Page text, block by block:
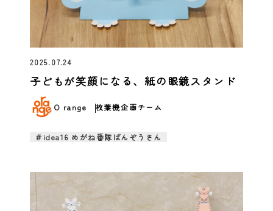
2025.07.24
子どもが笑顔になる、紙の眼鏡スタンド
O range 枚葉機企画チーム
＃idea16 めがね番隊ばんぞうさん